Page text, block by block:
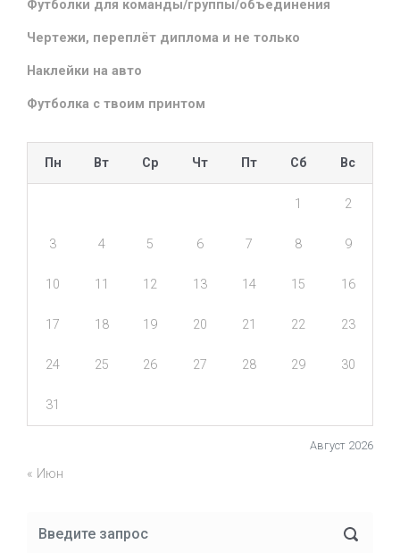
Футболки для команды/группы/объединения
Чертежи, переплёт диплома и не только
Наклейки на авто
Футболка с твоим принтом
Август 2026
Пн Вт Ср Чт Пт Сб Вс
1 2
3 4 5 6 7 8 9
10 11 12 13 14 15 16
17 18 19 20 21 22 23
24 25 26 27 28 29 30
31
« Июн